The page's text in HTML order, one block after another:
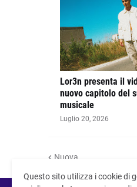
Lor3n presenta il
nuovo capitolo del
musicale
Luglio 20, 2026
Nuova
Questo sito utilizza i cookie di